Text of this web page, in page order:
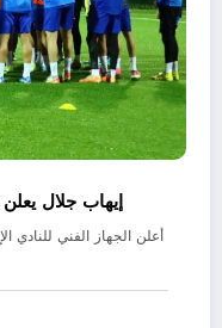
إيهاب جلال
أعلن الجهاز الفني للنادي